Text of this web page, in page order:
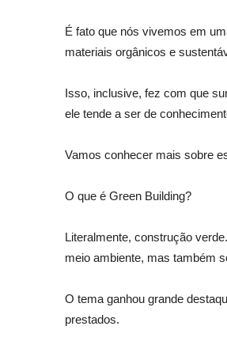
É fato que nós vivemos em
materiais orgânicos e
Isso, inclusive, fez com que
ele tende a ser de
Vamos conhecer mais sobre
O que é Green Building?
Literalmente, construção
meio ambiente, mas também
O tema ganhou grande
prestados.